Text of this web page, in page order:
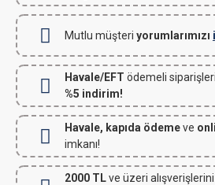
Mutlu müşteri yorumlarımızı
Havale/EFT ödemeli
%5 indirim!
Havale, kapıda ödemeve
imkanı!
2000 TLve üzeri